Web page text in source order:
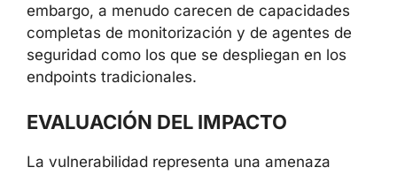
sostenida de los últimos cinco años: según
las estimaciones de Unit 42, los grupos
estatales dedicados al ciberespionaje atacan
cada vez más los dispositivos de red
IoT, hipervisores y soluciones VPN—. Estos
y, sin embargo, a menudo carecen de